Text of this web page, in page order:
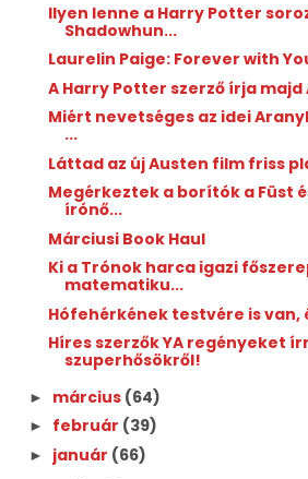
Ilyen lenne a Harry Potter
Shadowhun...
Laurelin Paige: Forever with
A Harry Potter szerző írja majd
Miért nevetséges az idei
...
Láttad az új Austen film friss
Megérkeztek a borítók a Füst
írónő...
Márciusi Book Haul
Ki a Trónok harca igazi
matematiku...
Hófehérkének testvére is van,
Híres szerzők YA regényeket
szuperhősökről!
► március (64)
► február (39)
► január (66)